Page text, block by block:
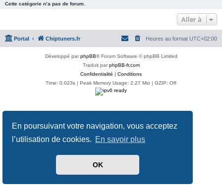
En poursuivant votre navigation, vous acceptez
l’utilisation de cookies. En savoir plus
OK
Cette catégorie n’a pas de forum.
Aller à
Portal Chiptuners.fr Heures au format UTC+02:00
Développé parphpBB® Forum Software © phpBB Limited
Traduit parphpBB-fr.com
Confidentialité | Conditions
Time: 0.023s | Peak Memory Usage: 2.27 Mio | GZIP: Off